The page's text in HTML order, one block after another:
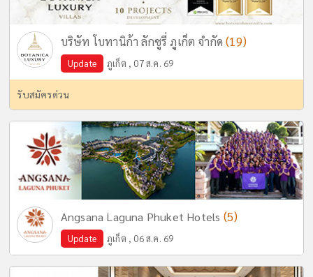
บริษัท โบทานิก้า ลักซูรี่ ภูเก็ต จำกัด(19)
Update ภูเก็ต , 07 ส.ค. 69
รับสมัครด่วน
Angsana Laguna Phuket Hotels (5)
Update ภูเก็ต , 06 ส.ค. 69